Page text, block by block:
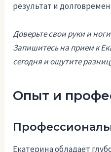
результат и
Доверьте свои руки и
Запишитесь на прием к
сегодня и ощутите
Опыт и
Екатерина обладает